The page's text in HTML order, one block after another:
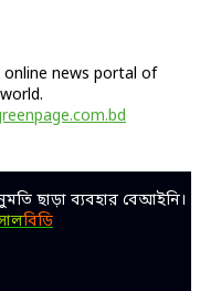
online news portal of
ছাড়া ব্যবহার বেআইনি।
বিডি